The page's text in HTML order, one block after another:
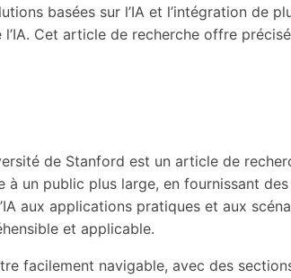
basées sur l’IA et l’intégration
Cet article de recherche offre
de Stanford est un article de
à un public plus large, en fournissant
aux applications pratiques et aux
et applicable.
facilement navigable, avec des